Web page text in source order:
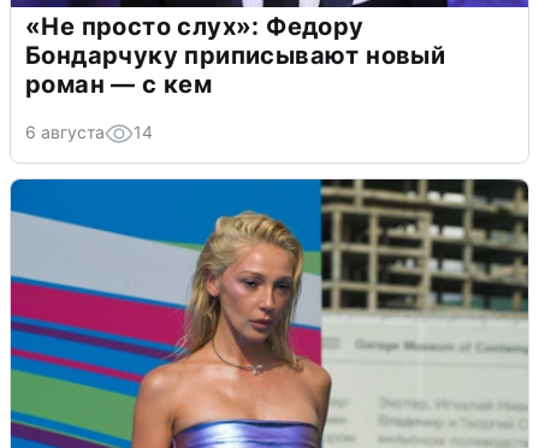
«Не просто слух»: Федору
Бондарчуку приписывают новый
роман — с кем
6 августа 14